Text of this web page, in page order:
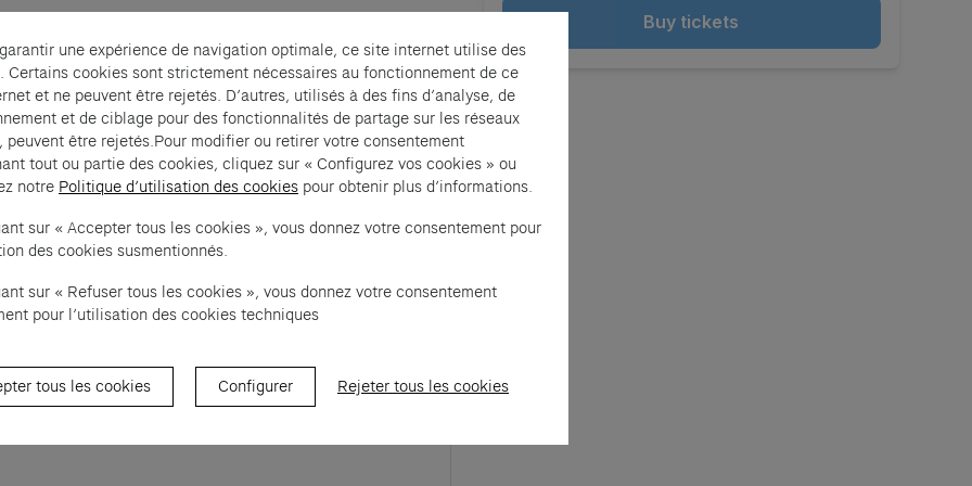
et points de vue étonnants qu’offre
de ce bâtiment du 19e siècle.
de l’histoire de Paris, de l’histoire de
les grandes idées qui traversent
à travers les plateformes, vérins, moteurs pour tout
nous à adhesion@fondation.cartier.com
Buy tickets
une expérience de navigation optimale, ce site internet utilise des
Certains cookies sont strictement nécessaires au fonctionnement de ce
et ne peuvent être rejetés. D’autres, utilisés à des fins d’analyse, de
et de ciblage pour des fonctionnalités de partage sur les réseaux
peuvent être rejetés.Pour modifier ou retirer votre consentement
tout ou partie des cookies, cliquez sur « Configurez vos cookies » ou
notre Politique d’utilisation des cookies pour obtenir plus d’informations.
sur « Accepter tous les cookies », vous donnez votre consentement pour
des cookies susmentionnés.
sur « Refuser tous les cookies », vous donnez votre consentement
pour l’utilisation des cookies techniques
tous les cookies Configurer Rejeter tous les cookies